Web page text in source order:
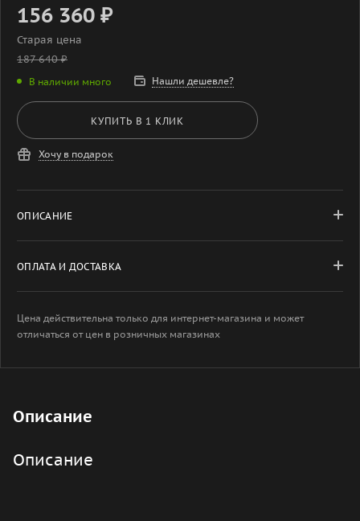
156 360 ₽
Старая цена
187 640₽
В наличии много Нашли дешевле?
КУПИТЬ В 1 КЛИК
Хочу в подарок
ОПИСАНИЕ
ОПЛАТА И ДОСТАВКА
Цена действительна только для интернет-магазина и может
отличаться от цен в розничных магазинах
Описание
Описание